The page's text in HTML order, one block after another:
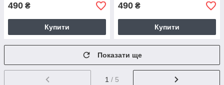
490 ₴
Купити
490 ₴
Купити
Показати ще
1 / 5